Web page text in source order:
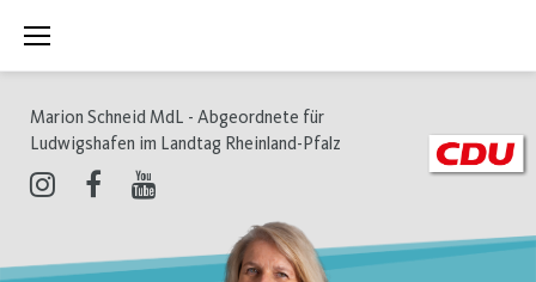
Inhalt
Marion Schneid MdL - Abgeordnete für
Ludwigshafen im Landtag Rheinland-Pfalz